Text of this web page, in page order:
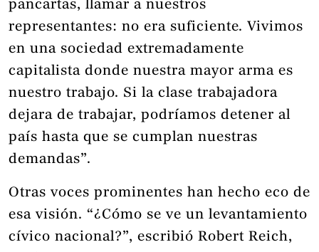
pancartas, llamar a nuestros
representantes: no era suficiente. Vivimos
en una sociedad extremadamente
capitalista donde nuestra mayor arma es
nuestro trabajo. Si la clase trabajadora
dejara de trabajar, podríamos detener al
país hasta que se cumplan nuestras
demandas”.
Otras voces prominentes han hecho eco de
esa visión. “¿Cómo se ve un levantamiento
cívico nacional?”, escribió Robert Reich,